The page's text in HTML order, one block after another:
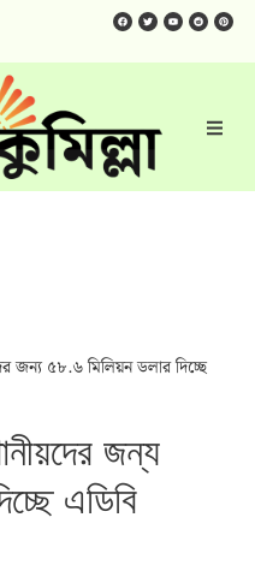
জন্য ৫৮.৬ মিলিয়ন ডলার দিচ্ছে
জন্য
এডিবি